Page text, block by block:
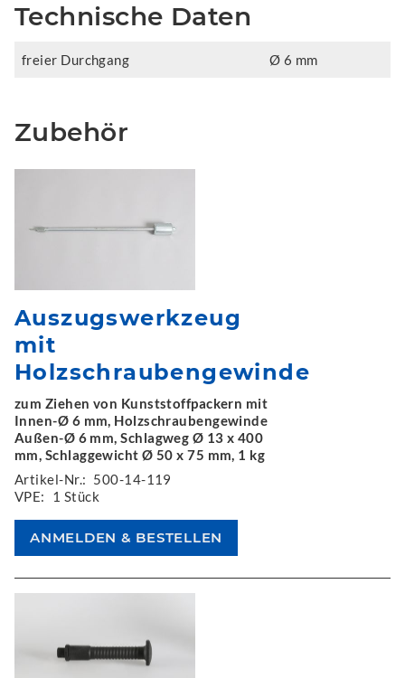
Technische Daten
freier Durchgang Ø 6 mm
Zubehör
Auszugswerkzeug
mit
Holzschraubengewinde
zum Ziehen von Kunststoffpackern mit
Innen-Ø 6 mm, Holzschraubengewinde
Außen-Ø 6 mm, Schlagweg Ø 13 x 400
mm, Schlaggewicht Ø 50 x 75 mm, 1 kg
Artikel-Nr.: 500-14-119
VPE:
1 Stück